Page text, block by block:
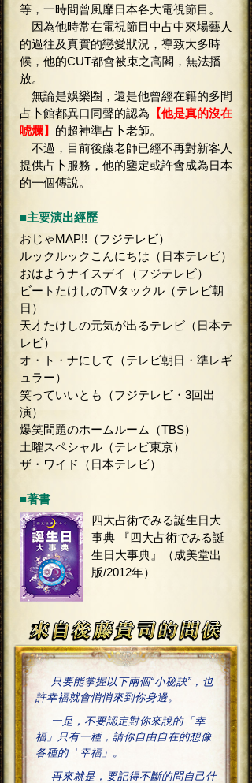
等，一時間曾風靡日本各大電視節目。
因為他時常在電視節目中占中來場藝人
的過往及真實的戀愛狀況，導致大多時
候，他的CUT都會被束之高閣，無法播
放。
無論是娛樂圈，還是他曾經在籍的多間
占卜館都異口同聲的認為 【他是真的沒在
唬爛】 的超神準占卜老師。
不過，目前後藤老師已經不再對新客人
提供占卜服務，他的鑒定或許會成為日本
的一個傳說。
■主要演出經歷
おじゃMAP!!（フジテレビ）
ルックルックこんにちは（日本テレビ）
おはようナイスデイ（フジテレビ）
ビートたけしのTVタックル（テレビ朝
日）
天才たけしの元気が出るテレビ（日本テ
レビ）
オ・ト・ナにして（テレビ朝日・準レギ
ュラー）
笑っていいとも（フジテレビ・3回出
演）
爆笑問題のホームルーム（TBS）
土曜スペシャル（テレビ東京）
ザ・ワイド（日本テレビ）
■著書
四大占術でみる誕生日大
事典 『四大占術でみる誕
生日大事典』（成美堂出
版/2012年）
只要能掌握以下兩個“小秘訣”，也
許幸福就會悄悄來到你身邊。
一是，不要認定對你來說的「幸
福」只有一種，請你自由自在的想像
各種的「幸福」。
再來就是，要記得不斷的問自己什